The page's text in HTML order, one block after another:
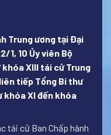
Trung ương tại Đại
1, 10 Ủy viên Bộ
khóa XIII tái cử Trung
tiếp Tổng Bí thư
khóa XI đến khóa
tái cử Ban Chấp hành